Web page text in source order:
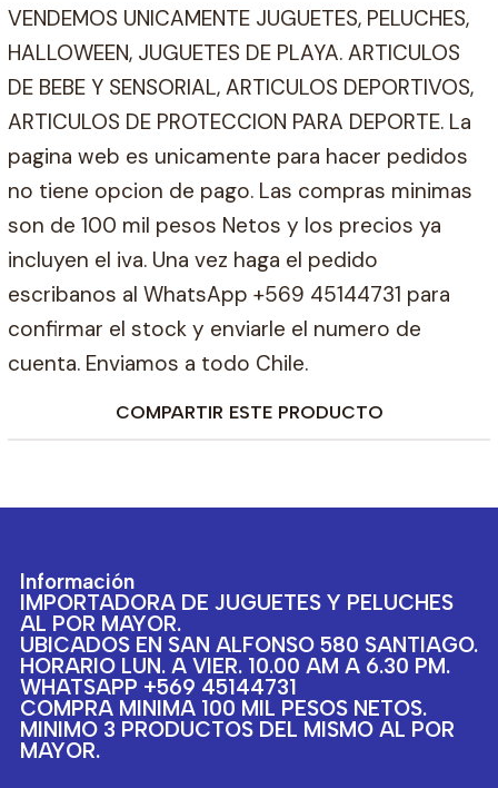
VENDEMOS UNICAMENTE JUGUETES, PELUCHES,
HALLOWEEN, JUGUETES DE PLAYA. ARTICULOS
DE BEBE Y SENSORIAL, ARTICULOS DEPORTIVOS,
ARTICULOS DE PROTECCION PARA DEPORTE. La
pagina web es unicamente para hacer pedidos
no tiene opcion de pago. Las compras minimas
son de 100 mil pesos Netos y los precios ya
incluyen el iva. Una vez haga el pedido
escribanos al WhatsApp +569 45144731 para
confirmar el stock y enviarle el numero de
cuenta. Enviamos a todo Chile.
COMPARTIR ESTE PRODUCTO
Información
IMPORTADORA DE JUGUETES Y PELUCHES
AL POR MAYOR.
UBICADOS EN SAN ALFONSO 580 SANTIAGO.
HORARIO LUN. A VIER. 10.00 AM A 6.30 PM.
WHATSAPP +569 45144731
COMPRA MINIMA 100 MIL PESOS NETOS.
MINIMO 3 PRODUCTOS DEL MISMO AL POR
MAYOR.